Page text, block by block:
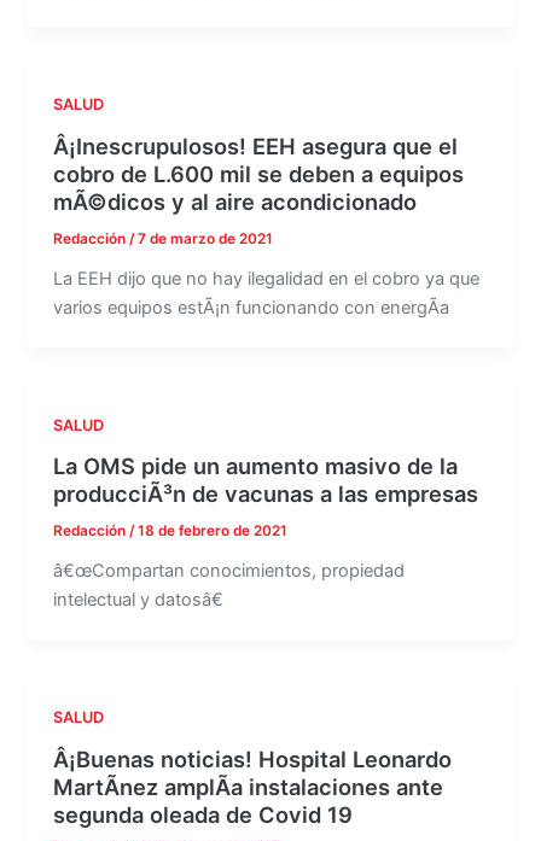
SALUD
Â¡Inescrupulosos! EEH asegura que el
cobro de L.600 mil se deben a equipos
mÃ©dicos y al aire acondicionado
Redacción /7 de marzo de 2021
La EEH dijo que no hay ilegalidad en el cobro ya que
varios equipos estÃ¡n funcionando con energÃ­a
SALUD
La OMS pide un aumento masivo de la
producciÃ³n de vacunas a las empresas
Redacción/18 de febrero de 2021
â€œCompartan conocimientos, propiedad
intelectual y datosâ€
SALUD
Â¡Buenas noticias! Hospital Leonardo
MartÃ­nez amplÃ­a instalaciones ante
segunda oleada de Covid 19